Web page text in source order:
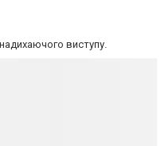
виступу.